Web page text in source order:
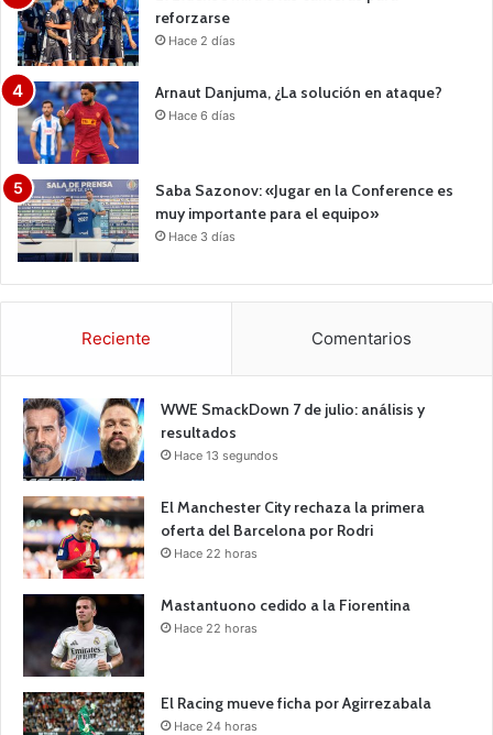
reforzarse
Hace 2 días
Arnaut Danjuma, ¿La solución en ataque?
Hace 6 días
Saba Sazonov: «Jugar en la Conference es
muy importante para el equipo»
Hace 3 días
Reciente Comentarios
WWE SmackDown 7 de julio: análisis y
resultados
Hace 13 segundos
El Manchester City rechaza la primera
oferta del Barcelona por Rodri
Hace 22 horas
Mastantuono cedido a la Fiorentina
Hace 22 horas
El Racing mueve ficha por Agirrezabala
Hace 24 horas